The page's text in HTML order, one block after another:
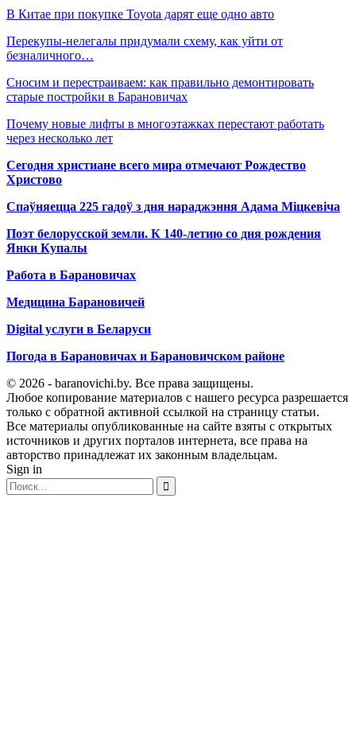
В Китае при покупке Toyota дарят еще одно авто
Перекупы-нелегалы придумали схему, как уйти от
безналичного…
Сносим и перестраиваем: как правильно демонтировать
старые постройки в Барановичах
Почему новые лифты в многоэтажках перестают работать
через несколько лет
Сегодня христиане всего мира отмечают Рождество
Христово
Спаўняецца 225 гадоў з дня нараджэння Адама Міцкевіча
Поэт белорусской земли. К 140-летию со дня рождения
Янки Купалы
Работа в Барановичах
Медицина Барановичей
Digital услуги в Беларуси
Погода в Барановичах и Барановичском районе
© 2026 - baranovichi.by. Все права защищены.
Любое копирование материалов с нашего ресурса разрешается
только с обратной активной ссылкой на страницу статьи.
Все материалы опубликованные на сайте взяты с открытых
источников и других порталов интернета, все права на
авторство принадлежат их законным владельцам.
Sign in